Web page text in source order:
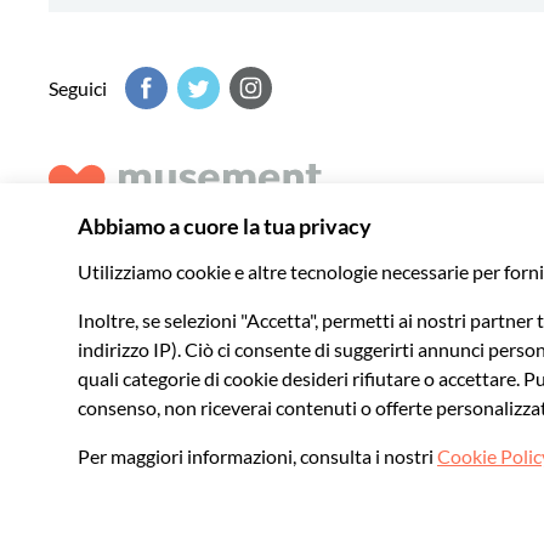
Seguici
indimenticabili in tutto il mondo